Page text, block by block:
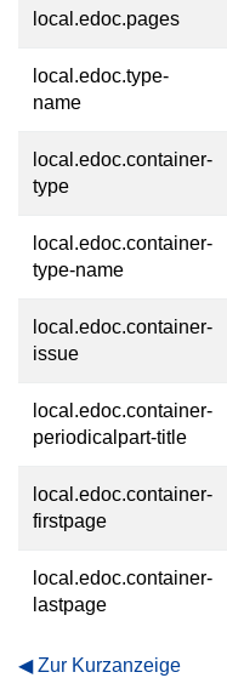
local.edoc.pages
local.edoc.type-
name
local.edoc.container-
type
local.edoc.container-
type-name
local.edoc.container-
issue
local.edoc.container-
periodicalpart-title
local.edoc.container-
firstpage
local.edoc.container-
lastpage
Zur Kurzanzeige